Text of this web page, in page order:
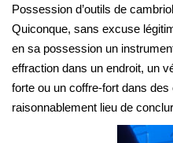
Possession d’outils de
Quiconque, sans excuse
en sa possession un
effraction dans un endroit, un
forte ou un coffre-fort dans
raisonnablement lieu de